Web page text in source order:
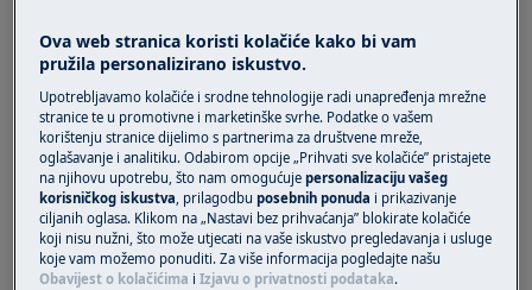
Prije bilo kakvog popravka ili održavanja,
isključite uređaj i odspojite utikač iz električne
utičnice.
Ova web stranica koristi kolačiće kako bi vam
pružila personalizirano iskustvo.
Upotrebljavamo kolačiće i srodne tehnologije radi unapređenja mrežne
stranice te u promotivne i marketinške svrhe. Podatke o vašem
korištenju stranice dijelimo s partnerima za društvene mreže,
oglašavanje i analitiku. Odabirom opcije „Prihvati sve kolačiće” pristajete
na njihovu upotrebu, što nam omogućujepersonalizaciju vašeg
korisničkog iskustva, prilagodbuposebnih ponuda i prikazivanje
ciljanih oglasa. Klikom na „Nastavi bez prihvaćanja” blokirate kolačiće
koji nisu nužni, što može utjecati na vaše iskustvo pregledavanja i usluge
koje vam možemo ponuditi. Za više informacija pogledajte našu
Obavijest o kolačićima iIzjavu o privatnosti podataka.